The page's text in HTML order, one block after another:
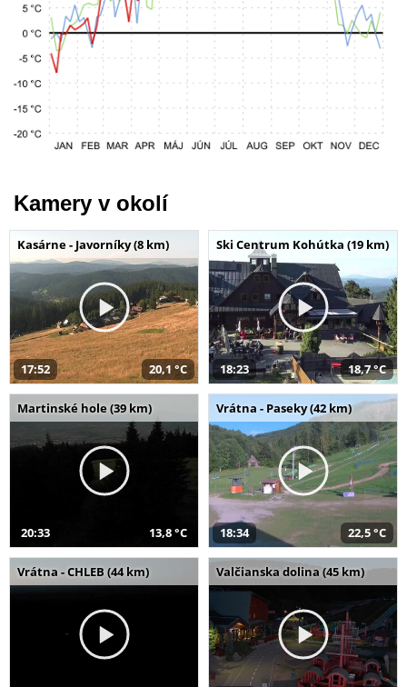
Kamery v okolí
Kasárne - Javorníky (8 km)
17:52 20,1 °C
Ski Centrum Kohútka (19 km)
18:23 18,7 °C
Martinské hole (39 km)
20:33 13,8 °C
Vrátna - Paseky (42 km)
18:34 22,5 °C
Vrátna - CHLEB (44 km) Valčianska dolina (45 km)